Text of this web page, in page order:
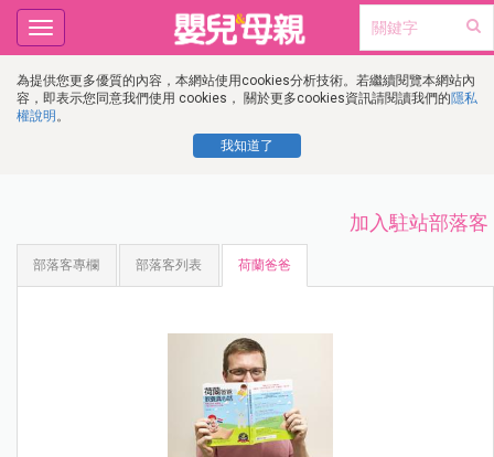
為提供您更多優質的內容，本網站使用cookies分析技術。若繼續閱覽本網站內
容，即表示您同意我們使用 cookies， 關於更多cookies資訊請閱讀我們的隱私
權說明 。
我知道了
Toggle
navigation
加入駐站部落客
部落客專欄 部落客列表 荷蘭爸爸